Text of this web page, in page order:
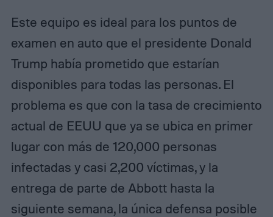
Este equipo es ideal para los puntos de
examen en auto que el presidente Donald
Trump había prometido que estarían
disponibles para todas las personas. El
problema es que con la tasa de crecimiento
actual de EEUU que ya se ubica en primer
lugar con más de 120,000 personas
infectadas y casi 2,200 víctimas, y la
entrega de parte de Abbott hasta la
siguiente semana, la única defensa posible